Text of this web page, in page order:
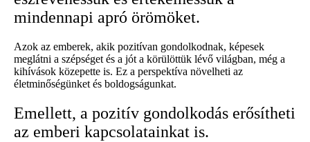
mindennapi apró örömöket.
Azok az emberek, akik pozitívan gondolkodnak, képesek
meglátni a szépséget és a jót a körülöttük lévő világban, még a
kihívások közepette is. Ez a perspektíva növelheti az
életminőségünket és boldogságunkat.
Emellett, a pozitív gondolkodás erősítheti
az emberi kapcsolatainkat is.